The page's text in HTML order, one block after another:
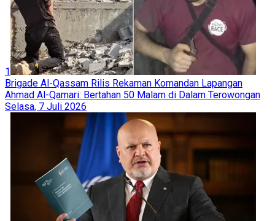
1
Brigade Al-Qassam Rilis Rekaman Komandan Lapangan
Ahmad Al-Qamari: Bertahan 50 Malam di Dalam Terowongan
Selasa, 7 Juli 2026